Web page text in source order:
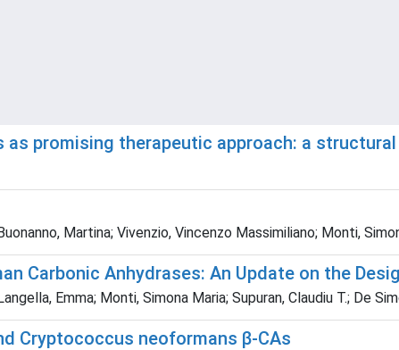
promising therapeutic approach: a
Martina; Vivenzio, Vincenzo Massimiliano; Monti,
Carbonic Anhydrases: An Update on the
Emma; Monti, Simona Maria; Supuran, Claudiu T.; De
Cryptococcus neoformans β-CAs